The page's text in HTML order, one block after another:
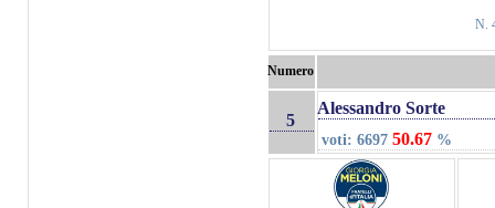
N.
Numero
5
Alessandro Sorte
voti: 669750.67 %